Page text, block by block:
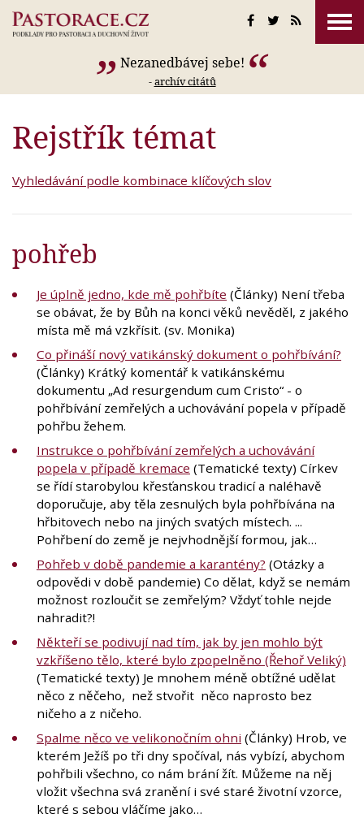
Nezanedbávej sebe!
-archív citátů
Rejstřík témat
Vyhledávání podle kombinace klíčových slov
pohřeb
Je úplně jedno, kde mě pohřbíte (Články) Není třeba
se obávat, že by Bůh na konci věků nevěděl, z jakého
místa mě má vzkřísit. (sv. Monika)
Co přináší nový vatikánský dokument o pohřbívání?
(Články) Krátký komentář k vatikánskému
dokumentu „Ad resurgendum cum Cristo“ - o
pohřbívání zemřelých a uchovávání popela v případě
pohřbu žehem.
Instrukce o pohřbívání zemřelých a uchovávání
popela v případě kremace (Tematické texty) Církev
se řídí starobylou křesťanskou tradicí a naléhavě
doporučuje, aby těla zesnulých byla pohřbívána na
hřbitovech nebo na jiných svatých místech. ...
Pohřbení do země je nejvhodnější formou, jak…
Pohřeb v době pandemie a karantény? (Otázky a
odpovědi v době pandemie) Co dělat, když se nemám
možnost rozloučit se zemřelým? Vždyť tohle nejde
nahradit?!
Někteří se podivují nad tím, jak by jen mohlo být
vzkříšeno tělo, které bylo zpopelněno (Řehoř Veliký)
(Tematické texty) Je mnohem méně obtížné udělat
něco z něčeho, než stvořit něco naprosto bez
ničeho a z ničeho.
Spalme něco ve velikonočním ohni (Články) Hrob, ve
kterém Ježíš po tři dny spočíval, nás vybízí, abychom
pohřbili všechno, co nám brání žít. Můžeme na něj
vložit všechna svá zranění i své staré životní vzorce,
které s sebou vláčíme jako…